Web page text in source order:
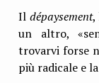
Il dépaysement,
un altro,
trovarvi forse
più radicale e